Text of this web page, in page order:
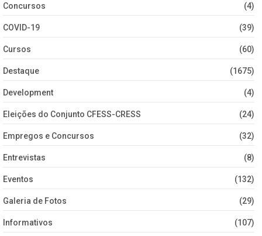
Concursos (4)
COVID-19 (39)
Cursos (60)
Destaque (1675)
Development (4)
Eleições do Conjunto CFESS-CRESS (24)
Empregos e Concursos (32)
Entrevistas (8)
Eventos (132)
Galeria de Fotos (29)
Informativos (107)